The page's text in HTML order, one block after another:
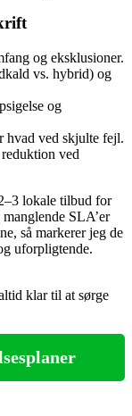
og eksklusioner.
vs. hybrid) og
og
hvad ved skjulte fejl.
ved
lokale tilbud for
SLA’er
så markerer jeg de
uforpligtende.
klar til at sørge